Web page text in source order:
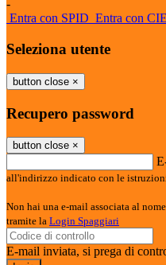
-
Entra con SPID Entra con CIE
Seleziona utente
button close ×
Recupero password
button close ×
all'indirizzo indicato con le
Non hai una e-mail associata al
tramite la Login Spaggiari
E-mail inviata, si prega di